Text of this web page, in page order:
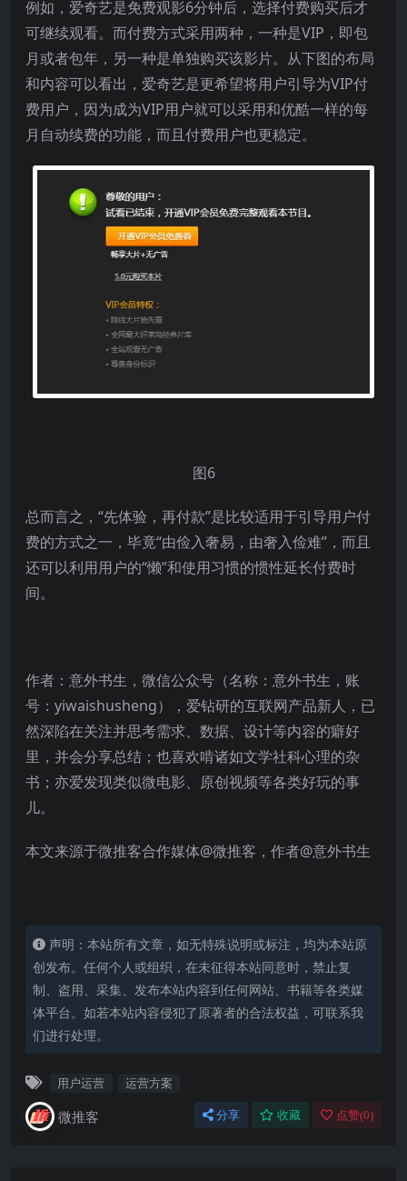
例如，爱奇艺是免费观影6分钟后，选择付费购买后才
可继续观看。而付费方式采用两种，一种是VIP，即包
月或者包年，另一种是单独购买该影片。从下图的布局
和内容可以看出，爱奇艺是更希望将用户引导为VIP付
费用户，因为成为VIP用户就可以采用和优酷一样的每
月自动续费的功能，而且付费用户也更稳定。
图6
总而言之，“先体验，再付款”是比较适用于引导用户付
费的方式之一，毕竟“由俭入奢易，由奢入俭难”，而且
还可以利用用户的“懒”和使用习惯的惯性延长付费时
间。
作者：意外书生，微信公众号（名称：意外书生，账
号：yiwaishusheng），爱钻研的互联网产品新人，已
然深陷在关注并思考需求、数据、设计等内容的癖好
里，并会分享总结；也喜欢啃诸如文学社科心理的杂
书；亦爱发现类似微电影、原创视频等各类好玩的事
儿。
本文来源于微推客合作媒体@微推客，作者@意外书生
声明：本站所有文章，如无特殊说明或标注，均为本站原
创发布。任何个人或组织，在未征得本站同意时，禁止复
制、盗用、采集、发布本站内容到任何网站、书籍等各类媒
体平台。如若本站内容侵犯了原著者的合法权益，可联系我
们进行处理。
用户运营 运营方案
微推客 分享 收藏 点赞(0)